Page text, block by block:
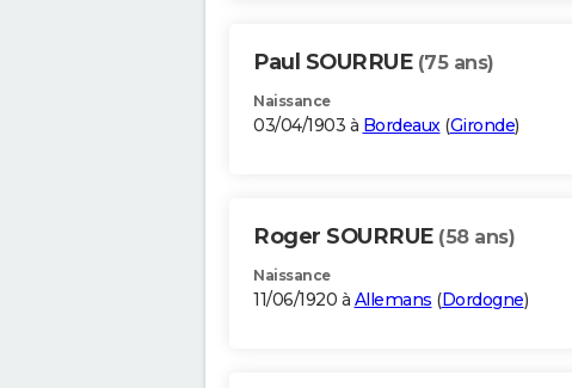
Paul SOURRUE (75 ans)
Naissance
03/04/1903 à Bordeaux(Gironde)
Roger SOURRUE (58 ans)
Naissance
11/06/1920 à Allemans (Dordogne)